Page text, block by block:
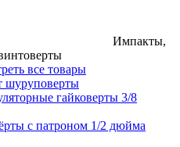
Импакты,
все товары
шуруповерты
гайковерты 3/8
с патроном 1/2 дюйма